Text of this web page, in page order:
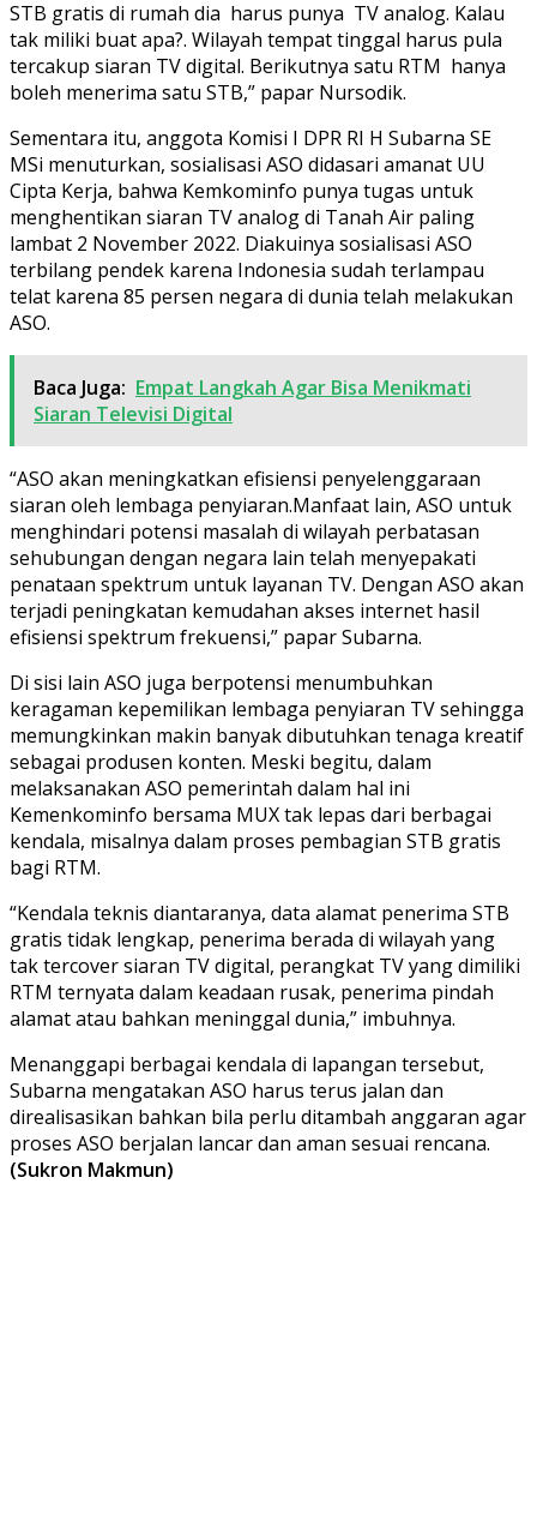
STB gratis di rumah dia harus punya TV analog. Kalau
tak miliki buat apa?. Wilayah tempat tinggal harus pula
tercakup siaran TV digital. Berikutnya satu RTM hanya
boleh menerima satu STB,” papar Nursodik.
Sementara itu, anggota Komisi I DPR RI H Subarna SE
MSi menuturkan, sosialisasi ASO didasari amanat UU
Cipta Kerja, bahwa Kemkominfo punya tugas untuk
menghentikan siaran TV analog di Tanah Air paling
lambat 2 November 2022. Diakuinya sosialisasi ASO
terbilang pendek karena Indonesia sudah terlampau
telat karena 85 persen negara di dunia telah melakukan
ASO.
Baca Juga: Empat Langkah Agar Bisa Menikmati
Siaran Televisi Digital
“ASO akan meningkatkan efisiensi penyelenggaraan
siaran oleh lembaga penyiaran.Manfaat lain, ASO untuk
menghindari potensi masalah di wilayah perbatasan
sehubungan dengan negara lain telah menyepakati
penataan spektrum untuk layanan TV. Dengan ASO akan
terjadi peningkatan kemudahan akses internet hasil
efisiensi spektrum frekuensi,” papar Subarna.
Di sisi lain ASO juga berpotensi menumbuhkan
keragaman kepemilikan lembaga penyiaran TV sehingga
memungkinkan makin banyak dibutuhkan tenaga kreatif
sebagai produsen konten. Meski begitu, dalam
melaksanakan ASO pemerintah dalam hal ini
Kemenkominfo bersama MUX tak lepas dari berbagai
kendala, misalnya dalam proses pembagian STB gratis
bagi RTM.
“Kendala teknis diantaranya, data alamat penerima STB
gratis tidak lengkap, penerima berada di wilayah yang
tak tercover siaran TV digital, perangkat TV yang dimiliki
RTM ternyata dalam keadaan rusak, penerima pindah
alamat atau bahkan meninggal dunia,” imbuhnya.
Menanggapi berbagai kendala di lapangan tersebut,
Subarna mengatakan ASO harus terus jalan dan
direalisasikan bahkan bila perlu ditambah anggaran agar
proses ASO berjalan lancar dan aman sesuai rencana.
(Sukron Makmun)